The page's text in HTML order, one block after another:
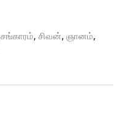
சங்காரம், சிவன், ஞானம்,